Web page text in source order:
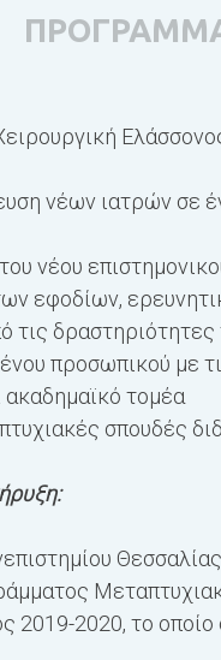
νέων ιατρών σε
νέου
εφοδίων,
τις
προσωπικού με
ακαδημαϊκό τομέα
σπουδές
2019-2020, το